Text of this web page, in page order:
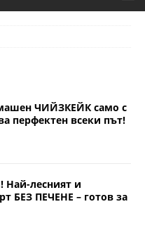
ЧИЙЗКЕЙК само с
перфектен всеки път!
Най-лесният и
БЕЗ ПЕЧЕНЕ – готов за